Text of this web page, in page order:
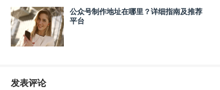
公众号制作地址在哪里？详细指南及推荐
平台
发表评论